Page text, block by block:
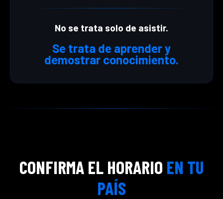
No se trata solo de asistir.
Se trata de aprender y
demostrar conocimiento.
CONFIRMA EL HORARIO EN TU
PAÍS